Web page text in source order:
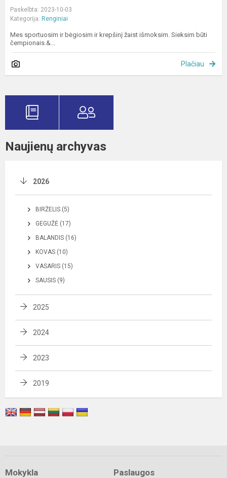
Paskelbta: 2023-10-03
Kategorija: Renginiai
Mes sportuosim ir bėgiosim ir krepšinį žaist išmoksim. Sieksim būti
čempionais.&...
Plačiau
Naujienų archyvas
2026
BIRŽELIS (5)
GEGUŽĖ (17)
BALANDIS (16)
KOVAS (10)
VASARIS (15)
SAUSIS (9)
2025
2024
2023
2019
Mokykla Paslaugos